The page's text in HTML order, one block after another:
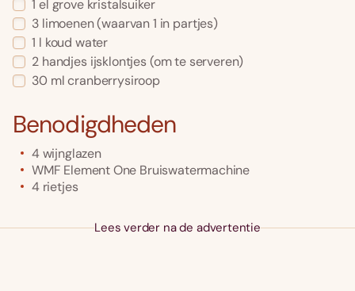
1 el grove kristalsuiker
3 limoenen(waarvan 1 in partjes)
1 l koud water
2 handjes ijsklontjes(om te serveren)
30 ml cranberrysiroop
Benodigdheden
4 wijnglazen
WMF Element One Bruiswatermachine
4 rietjes
Lees verder na de advertentie